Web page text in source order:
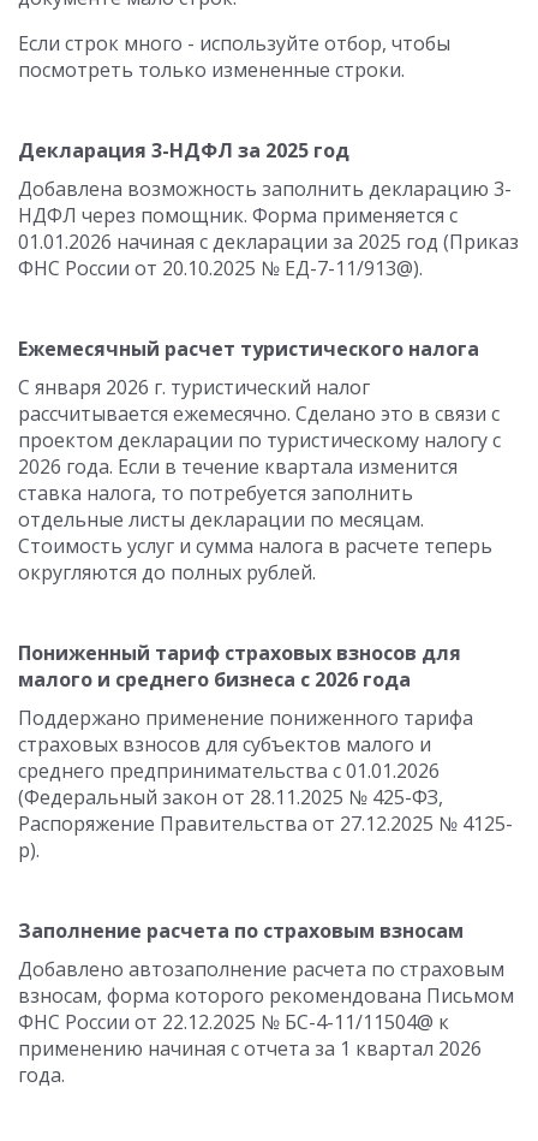
Если строк много - используйте отбор, чтобы
посмотреть только измененные строки.
Декларация 3-НДФЛ за 2025 год
Добавлена возможность заполнить декларацию 3-
НДФЛ через помощник. Форма применяется с
01.01.2026 начиная с декларации за 2025 год (Приказ
ФНС России от 20.10.2025 № ЕД-7-11/913@).
Ежемесячный расчет туристического налога
С января 2026 г. туристический налог
рассчитывается ежемесячно. Сделано это в связи с
проектом декларации по туристическому налогу с
2026 года. Если в течение квартала изменится
ставка налога, то потребуется заполнить
отдельные листы декларации по месяцам.
Стоимость услуг и сумма налога в расчете теперь
округляются до полных рублей.
Пониженный тариф страховых взносов для
малого и среднего бизнеса с 2026 года
Поддержано применение пониженного тарифа
страховых взносов для субъектов малого и
среднего предпринимательства с 01.01.2026
(Федеральный закон от 28.11.2025 № 425-ФЗ,
Распоряжение Правительства от 27.12.2025 № 4125-
р).
Заполнение расчета по страховым взносам
Добавлено автозаполнение расчета по страховым
взносам, форма которого рекомендована Письмом
ФНС России от 22.12.2025 № БС-4-11/11504@ к
применению начиная с отчета за 1 квартал 2026
года.